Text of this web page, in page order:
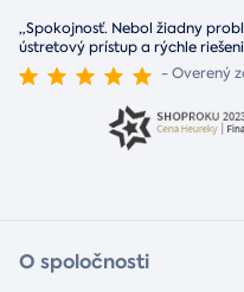
„Spokojnosť. Nebol žiadny
ústretový prístup a rýchle
- Overený
O spoločnosti